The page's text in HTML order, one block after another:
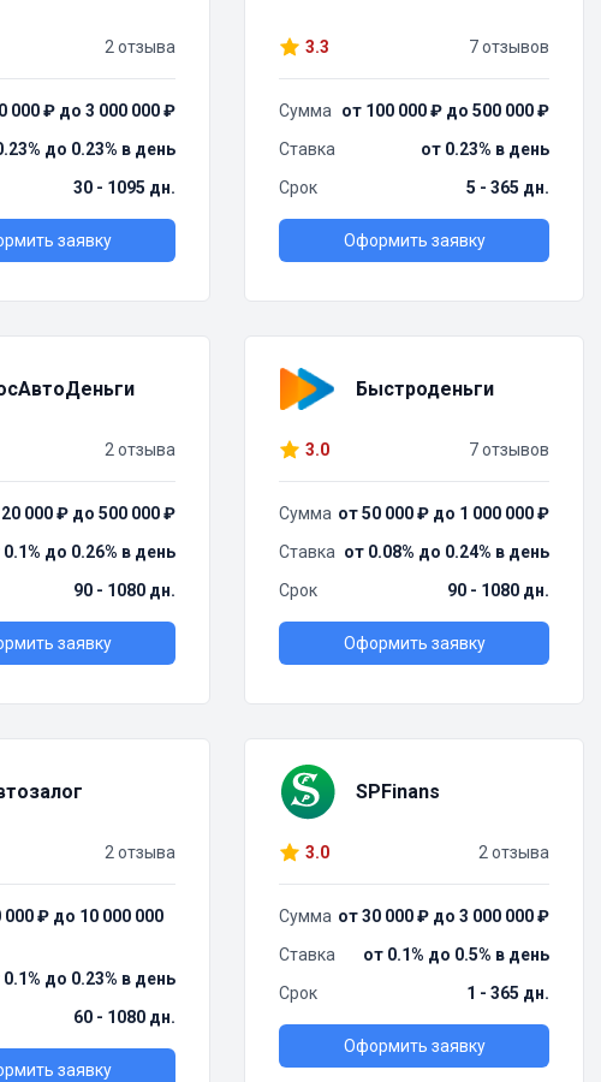
2 отзыва
000 ₽ до 3 000 000 ₽
до 0.23% в день
30 - 1095 дн.
заявку
3.3 7 отзывов
Сумма
от 100 000 ₽ до 500 000 ₽
Ставка
от 0.23% в день
Срок
5 - 365 дн.
Оформить заявку
2 отзыва
000 ₽ до 500 000 ₽
0.1% до 0.26% в день
90 - 1080 дн.
заявку
Быстроденьги
3.0 7 отзывов
Сумма от 50 000 ₽ до 1 000 000 ₽
Ставка от 0.08% до 0.24% в день
Срок
90 - 1080 дн.
Оформить заявку
2 отзыва
000 ₽ до 10 000 000
0.1% до 0.23% в день
60 - 1080 дн.
заявку
SPFinans
3.0 2 отзыва
Сумма от 30 000 ₽ до 3 000 000 ₽
Ставка
от 0.1% до 0.5% в день
Срок
1 - 365 дн.
Оформить заявку